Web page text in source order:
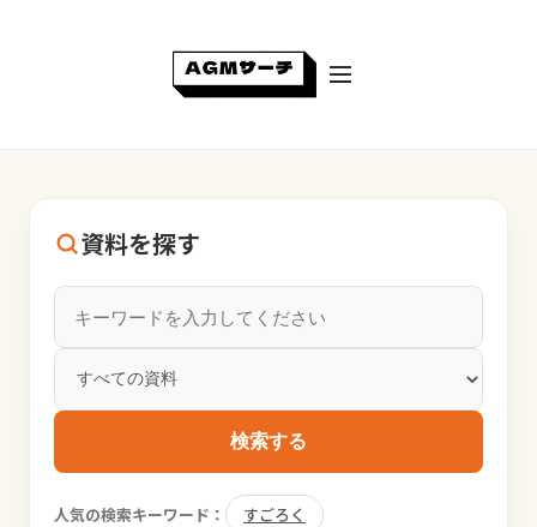
資料を探す
検索する
人気の検索キーワード：
すごろく